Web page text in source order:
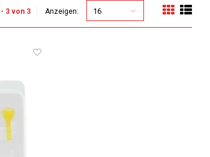
3 von 3 Anzeigen: 16